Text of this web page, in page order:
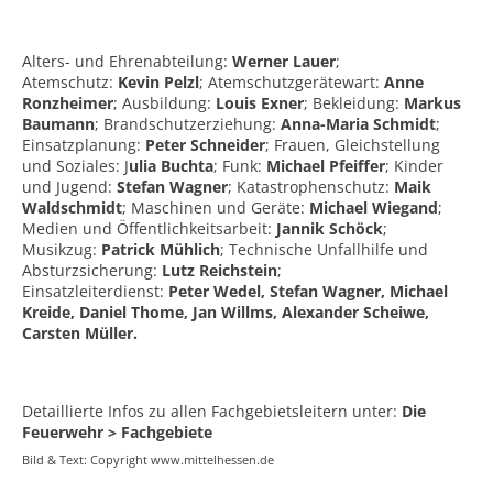
Alters- und Ehrenabteilung: Werner Lauer;
Atemschutz: Kevin Pelzl; Atemschutzgerätewart: Anne
Ronzheimer; Ausbildung: Louis Exner; Bekleidung: Markus
Baumann; Brandschutzerziehung: Anna-Maria Schmidt;
Einsatzplanung: Peter Schneider; Frauen, Gleichstellung
und Soziales: Julia Buchta; Funk: Michael Pfeiffer; Kinder
und Jugend: Stefan Wagner; Katastrophenschutz: Maik
Waldschmidt; Maschinen und Geräte: Michael Wiegand;
Medien und Öffentlichkeitsarbeit: Jannik Schöck;
Musikzug: Patrick Mühlich; Technische Unfallhilfe und
Absturzsicherung: Lutz Reichstein;
Einsatzleiterdienst: Peter Wedel, Stefan Wagner, Michael
Kreide, Daniel Thome, Jan Willms, Alexander Scheiwe,
Carsten Müller.
Detaillierte Infos zu allen Fachgebietsleitern unter: Die
Feuerwehr > Fachgebiete
Bild & Text: Copyright www.mittelhessen.de